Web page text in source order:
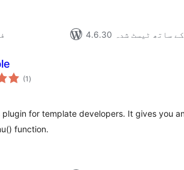
4.6.30 کے ساتھ ٹیسٹ شدہ
(1 مجموعی
درجہ
)
plugin for template developers. It gives you
function.